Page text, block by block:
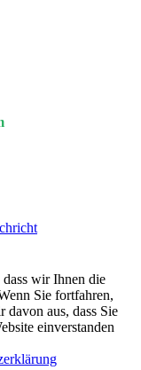
wir Ihnen die
Sie fortfahren,
davon aus, dass Sie
einverstanden